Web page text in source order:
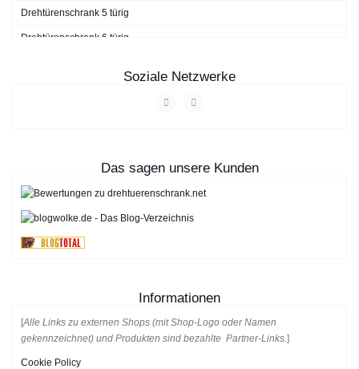
Drehtürenschrank 5 türig
Drehtürenschrank 6 türig
Soziale Netzwerke
Das sagen unsere Kunden
Informationen
[Alle Links zu externen Shops (mit Shop-Logo oder Namen
gekennzeichnet) und Produkten sind bezahlte Partner-Links. ]
Cookie Policy